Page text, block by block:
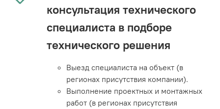
консультация технического
специалиста в подборе
технического решения
Выезд специалиста на объект (в
регионах присутствия компании).
Выполнение проектных и монтажных
работ (в регионах присутствия